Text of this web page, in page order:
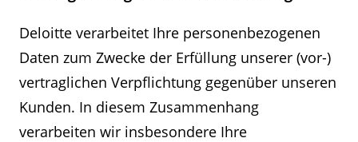
Kunden.
Deloitte verarbeitet Ihre personenbezogenen
Daten zum Zwecke der Erfüllung unserer (vor-)
vertraglichen Verpflichtung gegenüber unseren
Kunden. In diesem Zusammenhang
verarbeiten wir insbesondere Ihre